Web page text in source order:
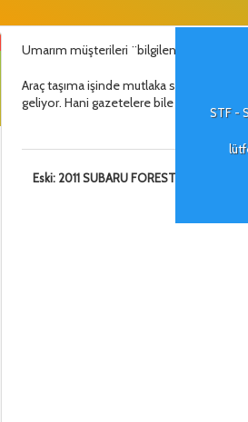
STF -
Umarım müşterileri ¨bilgilendirip¨tekrar
Araç taşıma işinde mutlaka sigorta
geliyor. Hani gazetelere bile reklam
Eski: 2011 SUBARU FORESTER AWD